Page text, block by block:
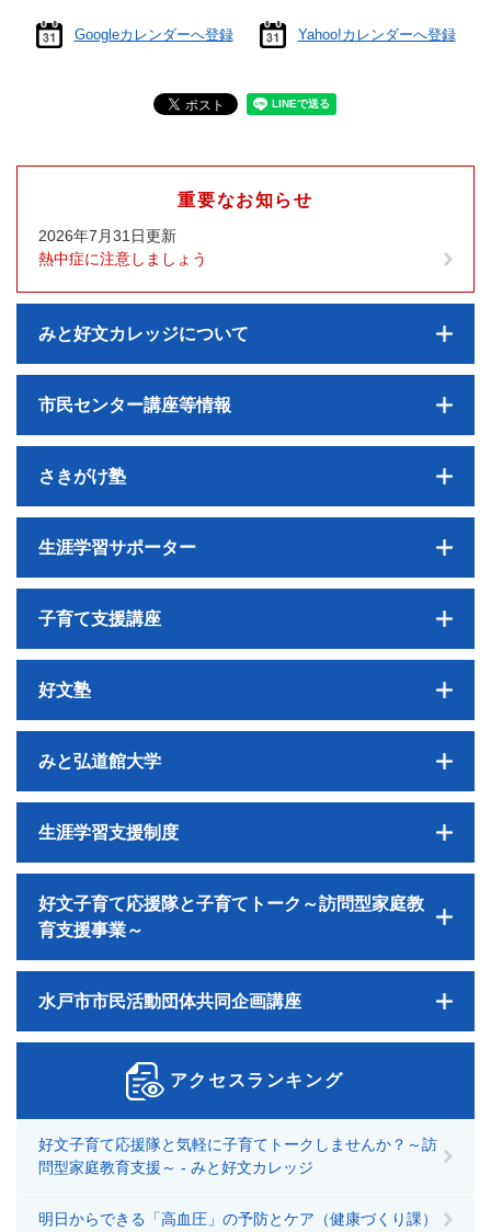
Googleカレンダーへ登録 Yahoo!カレンダーへ登録
重要なお知らせ
2026年7月31日更新
熱中症に注意しましょう
みと好文カレッジについて
市民センター講座等情報
さきがけ塾
生涯学習サポーター
子育て支援講座
好文塾
みと弘道館大学
生涯学習支援制度
好文子育て応援隊と子育てトーク～訪問型家庭教
育支援事業～
水戸市市民活動団体共同企画講座
アクセスランキング
好文子育て応援隊と気軽に子育てトークしませんか？～訪
問型家庭教育支援～ - みと好文カレッジ
明日からできる「高血圧」の予防とケア（健康づくり課）